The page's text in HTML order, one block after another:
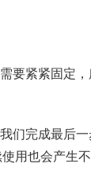
紧紧固定，
完成最后一
用也会产生